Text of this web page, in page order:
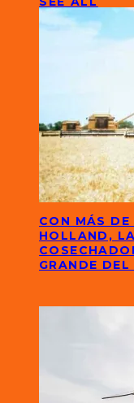
CON MÁS
HOLLAND,
GRANDE DEL